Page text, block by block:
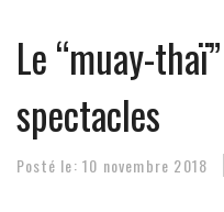
Le “muay-
spectacles
Posté le:10 novembre 2018